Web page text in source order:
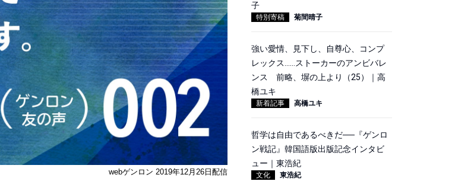
webゲンロン 2019年12月26日配信
子
特別寄稿 菊間晴子
強い愛情、見下し、自尊心、コンプ
レックス……ストーカーのアンビバレ
ンス 前略、塀の上より（25）｜高
橋ユキ
新着記事 高橋ユキ
哲学は自由であるべきだ──『ゲンロ
ン戦記』韓国語版出版記念インタビ
ュー｜東浩紀
文化 東浩紀